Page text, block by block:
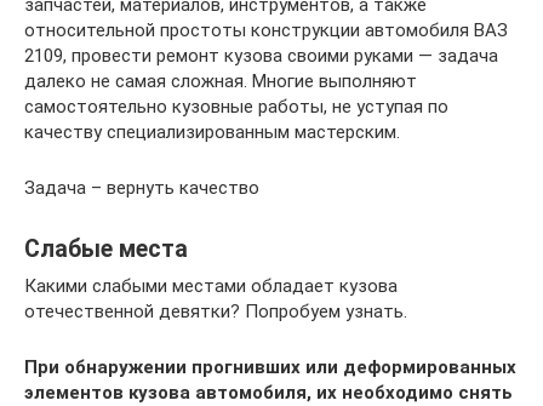
запчастей, материалов, инструментов, а также
относительной простоты конструкции автомобиля ВАЗ
2109, провести ремонт кузова своими руками — задача
далеко не самая сложная. Многие выполняют
самостоятельно кузовные работы, не уступая по
качеству специализированным мастерским.
Задача – вернуть качество
Слабые места
Какими слабыми местами обладает кузова
отечественной девятки? Попробуем узнать.
При обнаружении прогнивших или деформированных
элементов кузова автомобиля, их необходимо снять